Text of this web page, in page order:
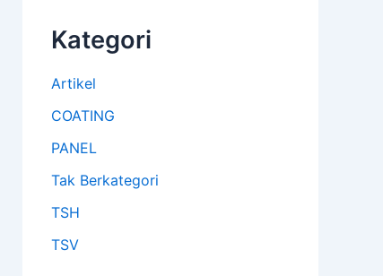
Kategori
Artikel
COATING
PANEL
Tak Berkategori
TSH
TSV